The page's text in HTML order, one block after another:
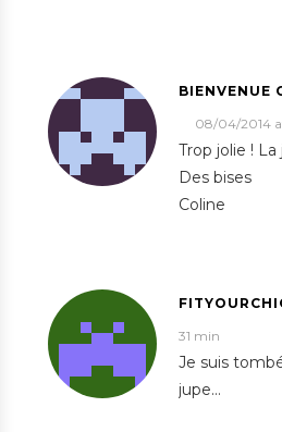
BIENVENUE
08/04/2014
Trop jolie !
Des bises
Coline
31 min
Je suis
jupe…